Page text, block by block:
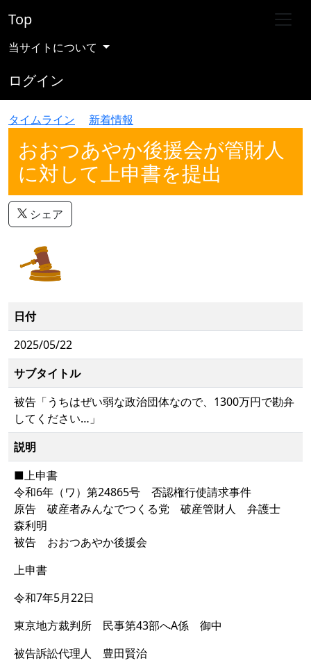
Top
当サイトについて
ログイン
タイムライン 新着情報
おおつあやか後援会が管財人
に対して上申書を提出
シェア
日付
2025/05/22
サブタイトル
被告「うちはぜい弱な政治団体なので、1300万円で勘弁
してください…」
説明
■上申書
令和6年（ワ）第24865号 否認権行使請求事件
原告 破産者みんなでつくる党 破産管財人 弁護士
森利明
被告 おおつあやか後援会
上申書
令和7年5月22日
東京地方裁判所 民事第43部へA係 御中
被告訴訟代理人 豊田賢治